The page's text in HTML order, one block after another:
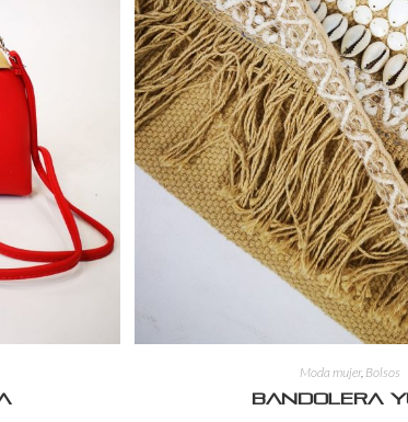
Moda mujer, Bolsos
Bandolera